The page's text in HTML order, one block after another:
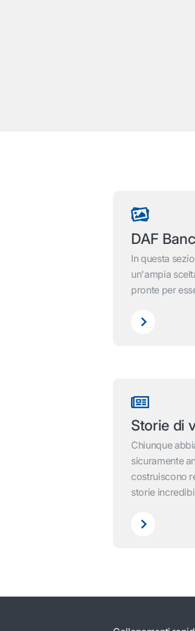
DAF
In questa
un'ampia
pronte per
Storie di
Chiunque
sicuramente
costruiscono
storie